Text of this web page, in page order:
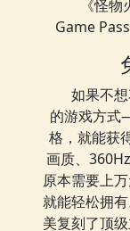
《怪
Game
如果不
的游戏方式
格，就能获
画质、
原本需要上
就能轻松拥
美复刻了顶